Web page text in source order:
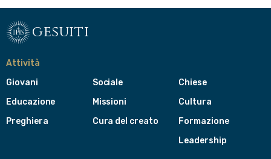
gesuiti
Attività
Giovani
Educazione
Preghiera
Sociale
Missioni
Cura del creato
Chiese
Cultura
Formazione
Leadership